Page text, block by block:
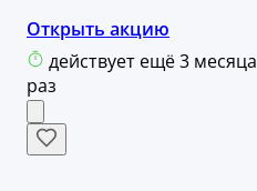
Открыть акцию
действует ещё 3 месяца
раз